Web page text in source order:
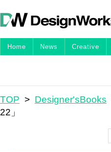
Home News Creative
TOP > Designer'sBooks
22」